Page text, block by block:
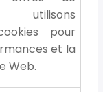
utilisons
pour
et la
Web.